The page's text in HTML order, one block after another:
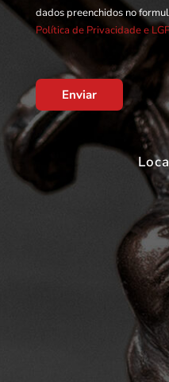
dados preenchidos no
Política de Privacidade e
Enviar